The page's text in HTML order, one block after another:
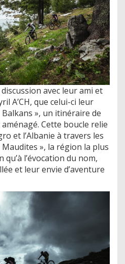
discussion avec leur ami et
A’CH, que celui-ci leur
», un itinéraire de
Cette boucle relie
et l’Albanie à travers les
», la région la plus
qu’à l’évocation du nom,
et leur envie d’aventure